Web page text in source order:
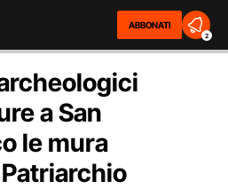
ABBONATI
2
a San
le mura